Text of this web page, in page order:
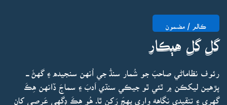
ڪالم / مضمون
گل گل هٻڪار
رئوف نظاماڻي صاحبَ جو شُمار سنڌُ جي اُنهن سنجيده ۽ گهڻَ ـــ
پڙهين ليکڪن ۾ ٿئي ٿو جيڪي سنڌي اَدبَ ۽ سماجَ ڏانهن هِڪَ
گهري ۽ تنقيدي نِگاههَ واري پهچَ رَکن ٿا. هُو هِڪَ ڊگهي عَرصي کان